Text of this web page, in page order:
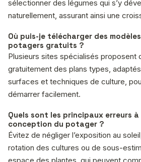
sélectionner des légumes qui s’y
naturellement, assurant ainsi une
Où puis-je télécharger des
potagers gratuits ?
Plusieurs sites spécialisés proposent
gratuitement des plans types,
surfaces et techniques de culture,
démarrer facilement.
Quels sont les principaux erreurs
conception du potager ?
Évitez de négliger l’exposition au
rotation des cultures ou de sous-